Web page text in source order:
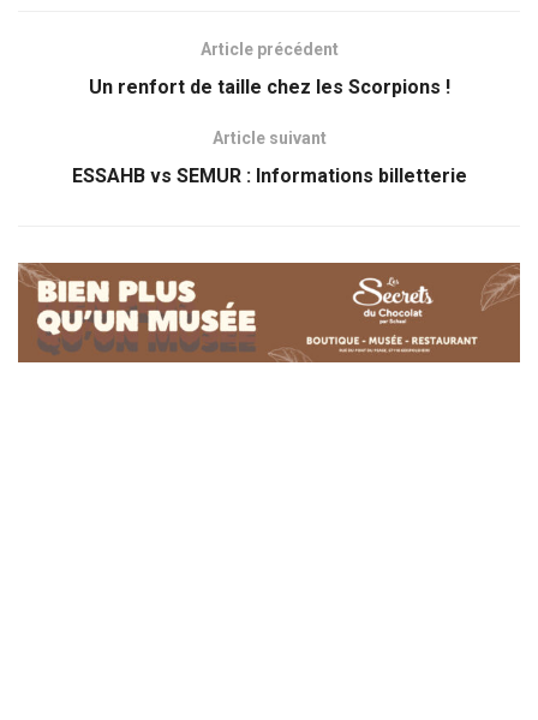
Article précédent
Un renfort de taille chez les Scorpions !
Article suivant
ESSAHB vs SEMUR : Informations billetterie